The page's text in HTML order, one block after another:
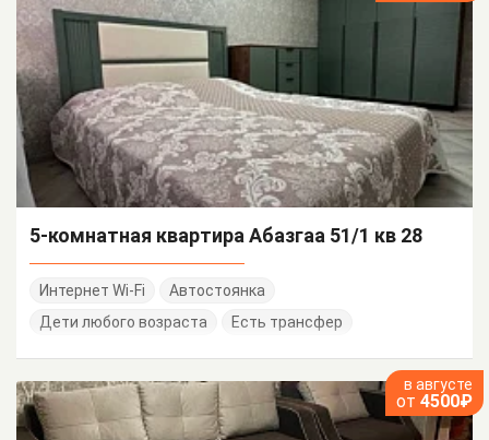
5-комнатная квартира Абазгаа 51/1 кв 28
Интернет Wi-Fi
Автостоянка
Дети любого возраста
Есть трансфер
в августе
от 4500₽